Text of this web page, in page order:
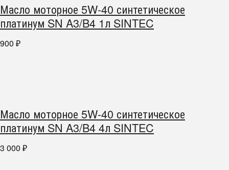
Масло моторное 5W-40 синтетическое
платинум SN A3/B4 1л SINTEC
900 ₽
Масло моторное 5W-40 синтетическое
платинум SN A3/B4 4л SINTEC
3 000 ₽